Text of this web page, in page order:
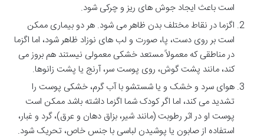
است باعث ایجاد جوش های ریز و چرکی شود.
اگزما در نقاط مختلف بدن ظاهر می شود. هر دو بیماری ممکن
است بر روی دست، پا، صورت و لب های نوزاد ظاهر شود، اما اگزما
در مناطقی که معمولاً مستعد خشکی معمولی نیستند هم بروز می
کند، مانند پشت گوش، روی پوست سر، آرنج یا پشت زانوها.
هوای سرد و خشک و یا شستشو با آب گرم، خشکی پوست را
تشدید می کند، اما اگر کودک شما اگزما داشته باشد ممکن است
پوست او در اثر رطوبت (مانند شیر، بزاق دهان و عرق)، گرد و غبار،
استفاده از صابون یا پوشیدن لباسی با جنس خاص، تحریک شود.